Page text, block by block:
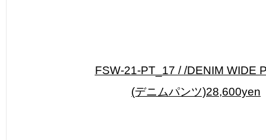
FSW-21-PT_17 / /DENIM WIDE
(デニムパンツ)28,600yen